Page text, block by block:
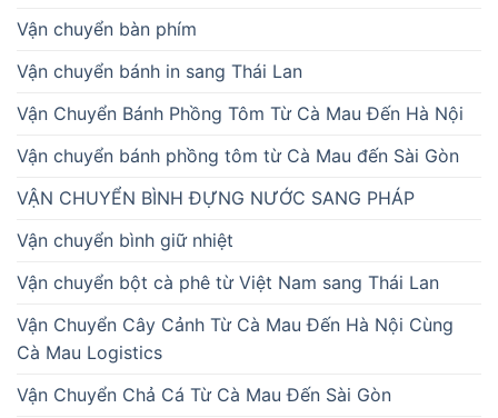
Vận chuyển bàn phím
Vận chuyển bánh in sang Thái Lan
Vận Chuyển Bánh Phồng Tôm Từ Cà Mau Đến Hà Nội
Vận chuyển bánh phồng tôm từ Cà Mau đến Sài Gòn
VẬN CHUYỂN BÌNH ĐỰNG NƯỚC SANG PHÁP
Vận chuyển bình giữ nhiệt
Vận chuyển bột cà phê từ Việt Nam sang Thái Lan
Vận Chuyển Cây Cảnh Từ Cà Mau Đến Hà Nội Cùng
Cà Mau Logistics
Vận Chuyển Chả Cá Từ Cà Mau Đến Sài Gòn